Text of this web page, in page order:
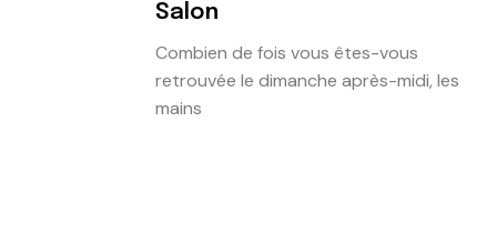
Salon
Combien de fois vous êtes-vous
retrouvée le dimanche après-midi, les
mains